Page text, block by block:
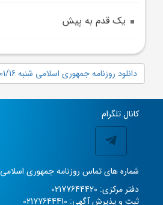
يک قدم به پيش
دانلود روزنامه جمهوری اسلامی شنبه 1404/01/16 شماره 13056
کانال تلگرام
شماره های تماس روزنامه جمهوری اسلامی
دفتر مرکزی: 02177644420
ثبت و پذیرش آگهی: 02177644410